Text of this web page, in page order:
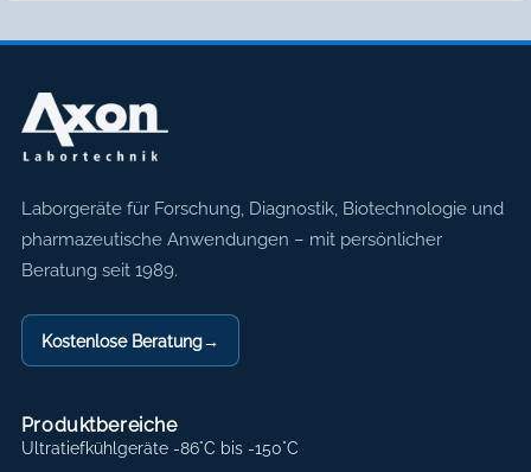
Axon Labortechnik
Laborgeräte für Forschung, Diagnostik, Biotechnologie und
pharmazeutische Anwendungen – mit persönlicher
Beratung seit 1989.
Kostenlose Beratung→
Produktbereiche
Ultratiefkühlgeräte -86°C bis -150°C